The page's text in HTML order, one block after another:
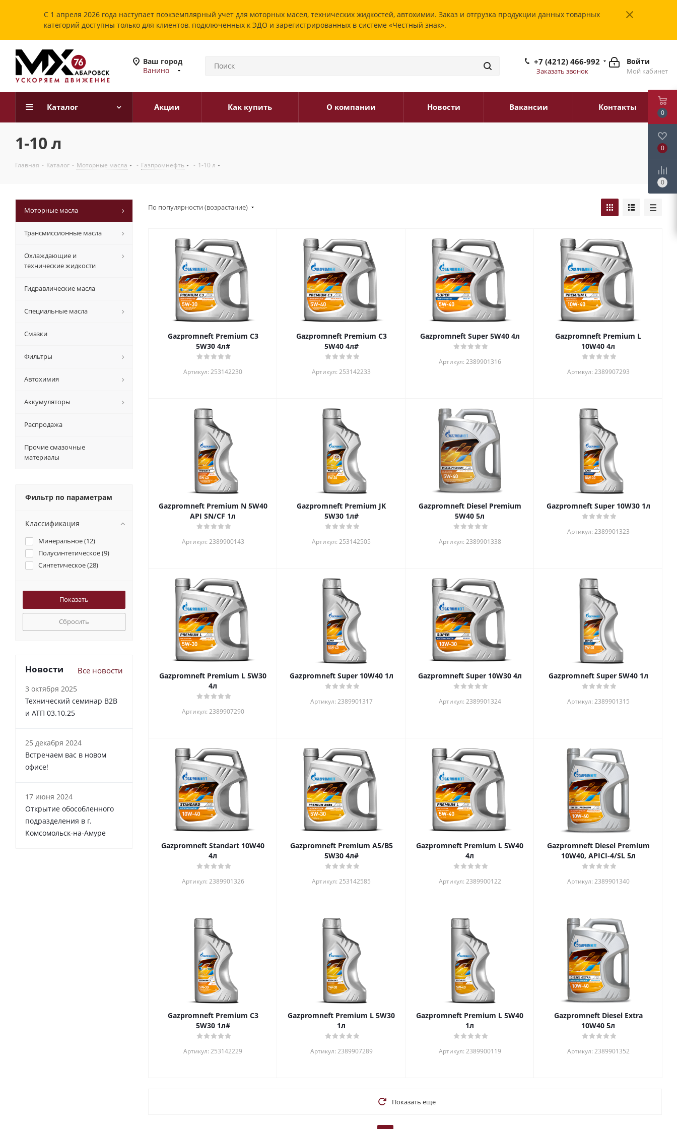
С 1 апреля 2026 года наступает поэкземплярный учет для моторных масел, технических жидкостей, автохимии. Заказ и отгрузка продукции данных товарных
категорий доступны только для клиентов, подключенных к ЭДО и зарегистрированных в системе «Честный знак».
Ваш город
Ванино
Войти
Мой кабинет
+7 (4212) 466-992
Заказать звонок
Каталог Акции Как купить О компании Новости Вакансии Контакты
1-10 л
Главная - Каталог - Моторные масла - Газпромнефть - 1-10 л
По популярности (возрастание)
Gazpromneft Premium С3
5W30 4л#
Артикул: 253142230
Gazpromneft Premium С3
5W40 4л#
Артикул: 253142233
Gazpromneft Super 5W40 4л
Артикул: 2389901316
Gazpromneft Premium L
10W40 4л
Артикул: 2389907293
Gazpromneft Premium N 5W40
API SN/CF 1л
Артикул: 2389900143
Gazpromneft Premium JK
5W30 1л#
Артикул: 253142505
Gazpromneft Diesel Premium
5W40 5л
Артикул: 2389901338
Gazpromneft Super 10W30 1л
Артикул: 2389901323
Gazpromneft Premium L 5W30
4л
Артикул: 2389907290
Gazpromneft Super 10W40 1л
Артикул: 2389901317
Gazpromneft Super 10W30 4л
Артикул: 2389901324
Gazpromneft Super 5W40 1л
Артикул: 2389901315
Gazpromneft Standart 10W40
4л
Артикул: 2389901326
Gazpromneft Premium A5/B5
5W30 4л#
Артикул: 253142585
Gazpromneft Premium L 5W40
4л
Артикул: 2389900122
Gazpromneft Diesel Premium
10W40, APICI-4/SL 5л
Артикул: 2389901340
Gazpromneft Premium С3
5W30 1л#
Артикул: 253142229
Gazpromneft Premium L 5W30
1л
Артикул: 2389907289
Gazpromneft Premium L 5W40
1л
Артикул: 2389900119
Gazpromneft Diesel Extra
10W40 5л
Артикул: 2389901352
Показать еще
Моторные масла
Трансмиссионные масла
Охлаждающие и
технические жидкости
Гидравлические масла
Специальные масла
Смазки
Фильтры
Автохимия
Аккумуляторы
Распродажа
Прочие смазочные
материалы
Фильтр по параметрам
Классификация
Минеральное (12)
Полусинтетическое (9)
Синтетическое (28)
Сбросить
Новости Все новости
3 октября 2025
Технический семинар В2В
и АТП 03.10.25
25 декабря 2024
Встречаем вас в новом
офисе!
17 июня 2024
Открытие обособленного
подразделения в г.
Комсомольск-на-Амуре
0
0
0